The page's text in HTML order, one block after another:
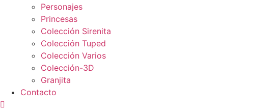
Personajes
Princesas
Colección Sirenita
Colección Tuped
Colección Varios
Colección-3D
Granjita
Contacto